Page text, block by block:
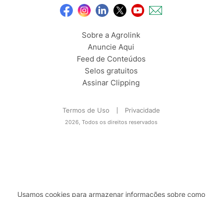
Sobre a Agrolink
Anuncie Aqui
Feed de Conteúdos
Selos gratuitos
Assinar Clipping
Termos de Uso Privacidade
2026, Todos os direitos reservados
Usamos cookies para armazenar informações sobre como